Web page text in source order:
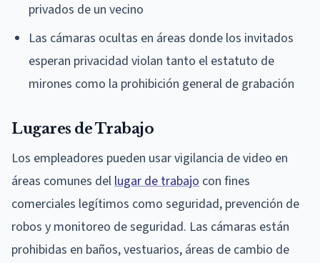
privados de un vecino
Las cámaras ocultas en áreas donde los invitados
esperan privacidad violan tanto el estatuto de
mirones como la prohibición general de grabación
Lugares de Trabajo
Los empleadores pueden usar vigilancia de video en
áreas comunes dellugar de trabajo con fines
comerciales legítimos como seguridad, prevención de
robos y monitoreo de seguridad. Las cámaras están
prohibidas en baños, vestuarios, áreas de cambio de